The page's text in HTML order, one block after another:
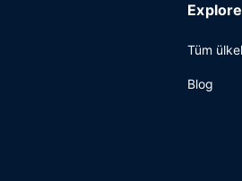
Tüm
Blog